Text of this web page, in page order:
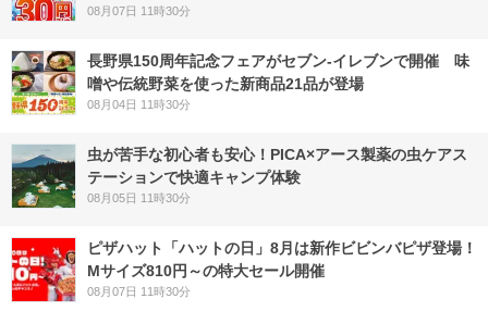
08月07日 11時30分
長野県150周年記念フェアがセブン-イレブンで開催 味
噌や伝統野菜を使った新商品21品が登場
08月04日 11時30分
虫が苦手な初心者も安心！PICA×アース製薬の虫ケアス
テーションで快適キャンプ体験
08月05日 11時30分
ピザハット「ハットの日」8月は新作ビビンバピザ登場！
Mサイズ810円～の特大セール開催
08月07日 11時30分